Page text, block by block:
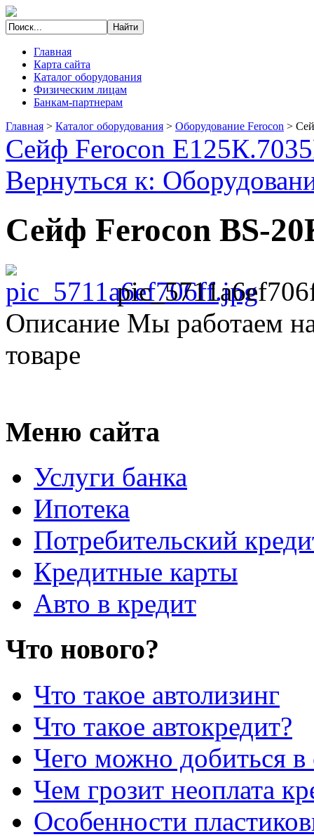
Главная
Карта сайта
Каталог оборудования
Физическим лицам
Банкам-партнерам
Главная > Каталог оборудования > Оборудование Ferocon >
Сейф Ferocon Е125К.7035
Вернуться к:
Сейф Ferocon BS-
Описание Мы работаем
товаре
Меню сайта
Услуги банка
Ипотека
Потребительский
Кредитные карты
Авто в кредит
Что нового?
Что такое автолизинг
Что такое автокредит?
Чего можно добиться в
Чем грозит неоплата
Особенности